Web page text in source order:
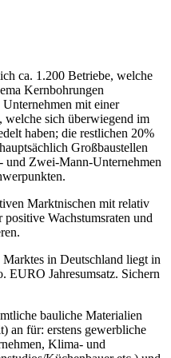
ca. 1.200 Betriebe, welche
Kernbohrungen
mit einer
welche sich überwiegend im
haben; die restlichen 20%
Großbaustellen
und Zwei-Mann-Unternehmen
Marktnischen mit relativ
Wachstumsraten und
in Deutschland liegt in
EURO Jahresumsatz. Sichern
bauliche Materialien
an für: erstens gewerbliche
Klima- und